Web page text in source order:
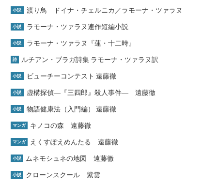
小説 渡り鳥 ドイナ・チェルニカ／ラモーナ・ツァラヌ
小説 ラモーナ・ツァラヌ連作短編小説
小説 ラモーナ・ツァラヌ『蓮・十二時』
詩 ルチアン・ブラガ詩集 ラモーナ・ツァラヌ訳
小説 ビューチーコンテスト 遠藤徹
小説 虚構探偵―『三四郎』殺人事件― 遠藤徹
小説 物語健康法（入門編） 遠藤徹
マンガ キノコの森 遠藤徹
マンガ えくすぽえめんたる 遠藤徹
小説 ムネモシュネの地図 遠藤徹
小説 クローンスクール 紫雲